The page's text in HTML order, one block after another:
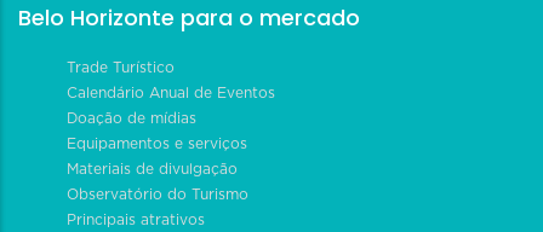
Belo Horizonte para o mercado
Trade Turístico
Calendário Anual de Eventos
Doação de mídias
Equipamentos e serviços
Materiais de divulgação
Observatório do Turismo
Principais atrativos